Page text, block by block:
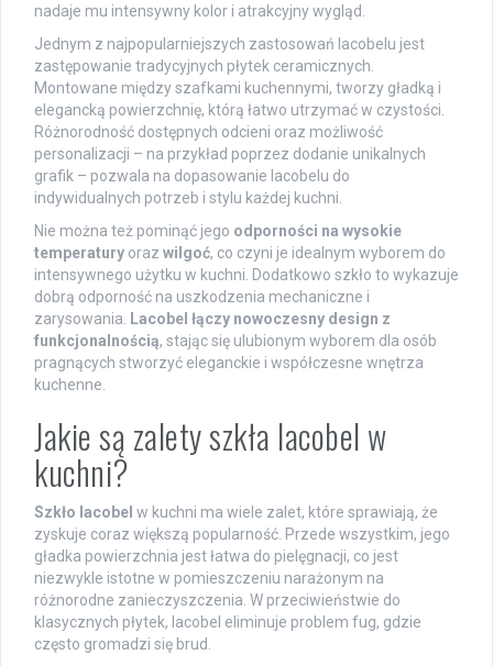
nadaje mu intensywny kolor i atrakcyjny wygląd.
Jednym z najpopularniejszych zastosowań lacobelu jest
zastępowanie tradycyjnych płytek ceramicznych.
Montowane między szafkami kuchennymi, tworzy gładką i
elegancką powierzchnię, którą łatwo utrzymać w czystości.
Różnorodność dostępnych odcieni oraz możliwość
personalizacji – na przykład poprzez dodanie unikalnych
grafik – pozwala na dopasowanie lacobelu do
indywidualnych potrzeb i stylu każdej kuchni.
Nie można też pominąć jego odporności na wysokie
temperatury oraz wilgoć, co czyni je idealnym wyborem do
intensywnego użytku w kuchni. Dodatkowo szkło to wykazuje
dobrą odporność na uszkodzenia mechaniczne i
zarysowania. Lacobel łączy nowoczesny design z
funkcjonalnością, stając się ulubionym wyborem dla osób
pragnących stworzyć eleganckie i współczesne wnętrza
kuchenne.
Jakie są zalety szkła lacobel w
kuchni?
Szkło lacobel w kuchni ma wiele zalet, które sprawiają, że
zyskuje coraz większą popularność. Przede wszystkim, jego
gładka powierzchnia jest łatwa do pielęgnacji, co jest
niezwykle istotne w pomieszczeniu narażonym na
różnorodne zanieczyszczenia. W przeciwieństwie do
klasycznych płytek, lacobel eliminuje problem fug, gdzie
często gromadzi się brud.